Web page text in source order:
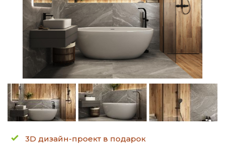
3D дизайн-проект в подарок